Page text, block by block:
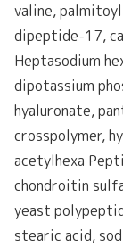
valine,
dipeptide-17,
Heptasodium
dipotassium
hyaluronate,
crosspolymer,
acetylhexa
chondroitin
yeast
stearic acid,